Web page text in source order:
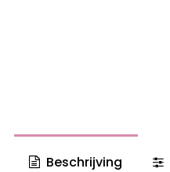
Beschrijving